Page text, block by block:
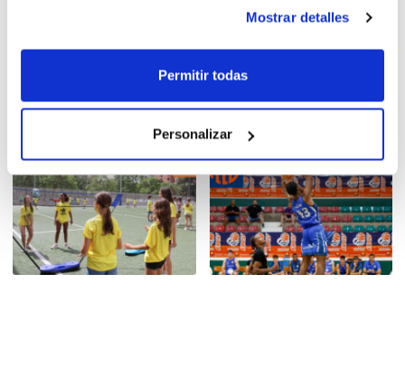
Mostrar detalles
Permitir todas
Personalizar